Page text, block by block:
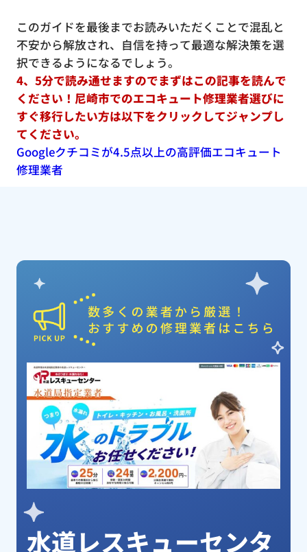
このガイドを最後までお読みいただくことで混乱と
不安から解放され、自信を持って最適な解決策を選
択できるようになるでしょう。
4、5分で読み通せますのでまずはこの記事を読んで
ください！尼崎市でのエコキュート修理業者選びに
すぐ移行したい方は以下をクリックしてジャンプし
てください。
Googleクチコミが4.5点以上の高評価エコキュート
修理業者
ピックアップ業者
水道レスキューセンタ